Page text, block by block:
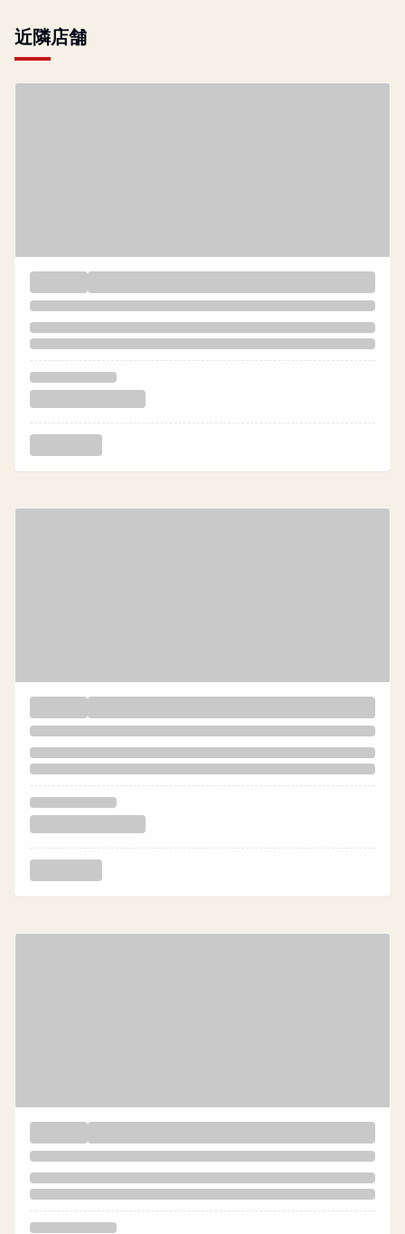
近隣店舗